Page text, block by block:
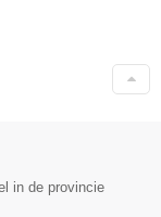
in de provincie